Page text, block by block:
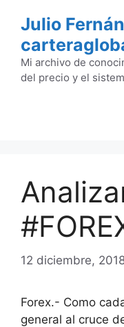
contenido
Julio
Mi archivo de
del precio y el
12 diciembre,
Forex.- Como
general al cruce